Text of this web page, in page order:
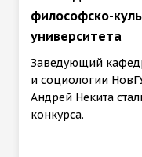
философско-
университета
Заведующий
и социологии
Андрей Некита
конкурса.